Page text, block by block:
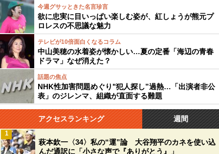
今週グサッときた名言珍言
欲に忠実に目いっぱい楽しむ姿が、紅しょうが熊元プ
ロレスの不思議な魅力
テレビが10倍面白くなるコラム
中山美穂の水着姿が懐かしい…夏の定番「海辺の青春
ドラマ」なぜ消えた？
話題の焦点
NHK性加害問題めぐり"犯人探し”過熱…「出演者非公
表」のジレンマ、組織が直面する難題
アクセスランキング 週間
萩本欽一〈34〉私の“運”論 大谷翔平のカネを使い込
んだ通訳に「小さな声で『ありがとう』」
1